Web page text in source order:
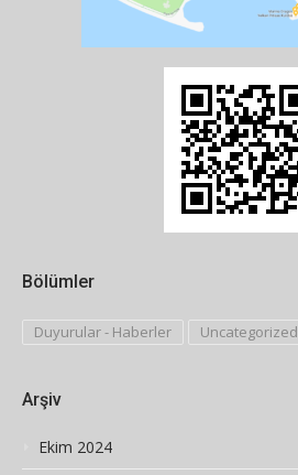
Bölümler
Duyurular - Haberler Uncategorized
Arşiv
Ekim 2024